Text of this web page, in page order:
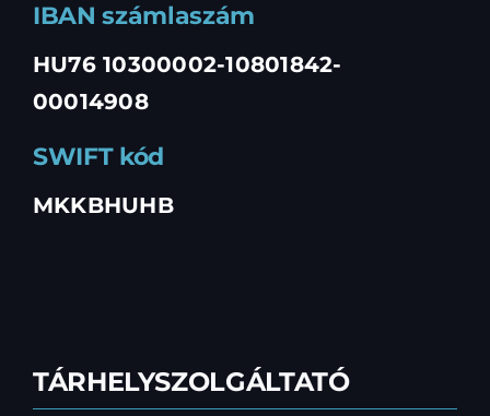
IBAN számlaszám
HU76 10300002-10801842-
00014908
SWIFT kód
MKKBHUHB
TÁRHELYSZOLGÁLTATÓ